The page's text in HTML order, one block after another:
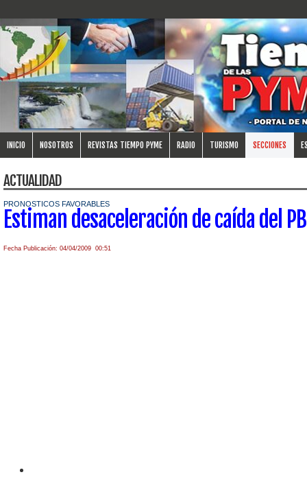
INICIO NOSOTROS REVISTAS TIEMPO PYME RADIO TURISMO SECCIONES
ACTUALIDAD
PRONOSTICOS FAVORABLES
Estiman desaceleración de caída del
Fecha Publicación: 04/04/2009 00:51